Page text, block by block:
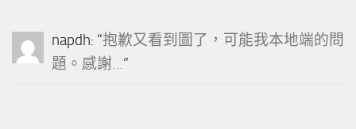
napdh: “抱歉又看到圖了，可能我本地端的問
題。感謝…”